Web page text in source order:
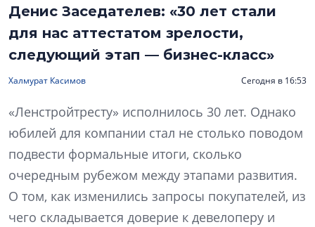
Денис Заседателев: «30 лет стали
для нас аттестатом зрелости,
следующий этап — бизнес-класс»
Халмурат Касимов Сегодня в 16:53
«Ленстройтресту» исполнилось 30 лет. Однако
юбилей для компании стал не столько поводом
подвести формальные итоги, сколько
очередным рубежом между этапами развития.
О том, как изменились запросы покупателей, из
чего складывается доверие к девелоперу и